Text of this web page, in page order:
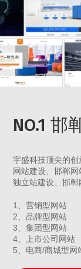
NO.1 邯
宇盛科技顶尖的
网站建设、邯郸
独立站建设、邯郸
1、营销型网站
2、品牌型网站
3、集团型网站
4、上市公司网站
5、电商/商城型网